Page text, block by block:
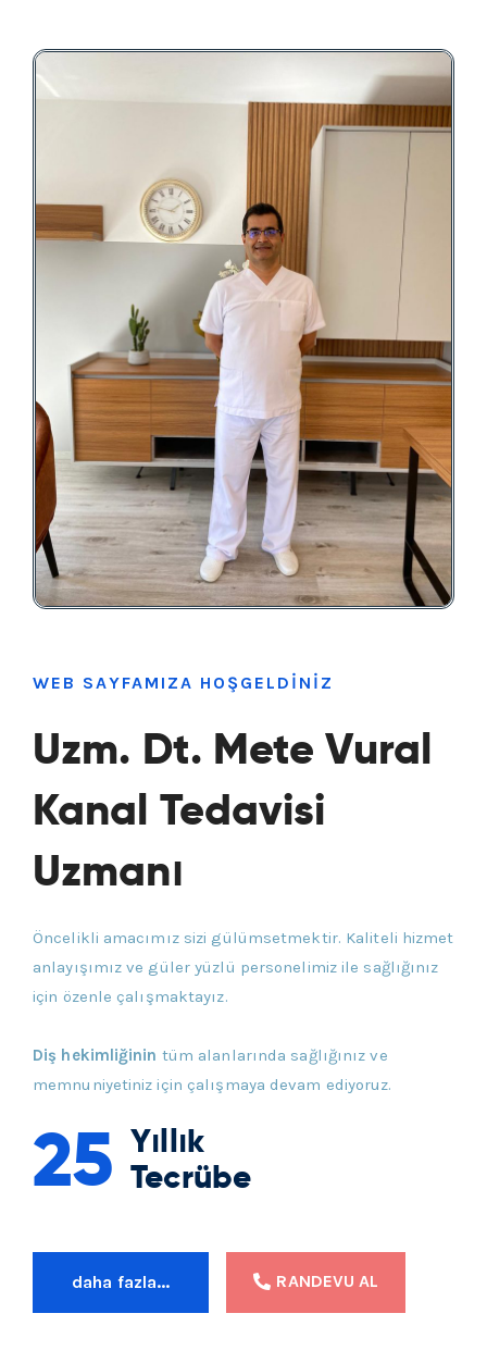
WEB SAYFAMIZA HOŞGELDİNİZ
Uzm. Dt. Mete Vural
Kanal Tedavisi
Uzmanı
Öncelikli amacımız sizi gülümsetmektir. Kaliteli hizmet
anlayışımız ve güler yüzlü personelimiz ile sağlığınız
için özenle çalışmaktayız.
Diş hekimliğinin tüm alanlarında sağlığınız ve
memnuniyetiniz için çalışmaya devam ediyoruz.
25 Yıllık
Tecrübe
daha fazla... RANDEVU AL